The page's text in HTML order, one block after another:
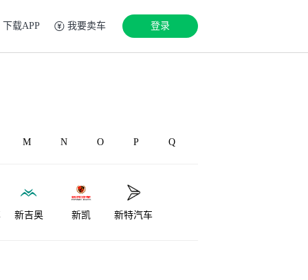
下载APP 我要卖车 登录
M N O P Q
新吉奥 新凯 新特汽车